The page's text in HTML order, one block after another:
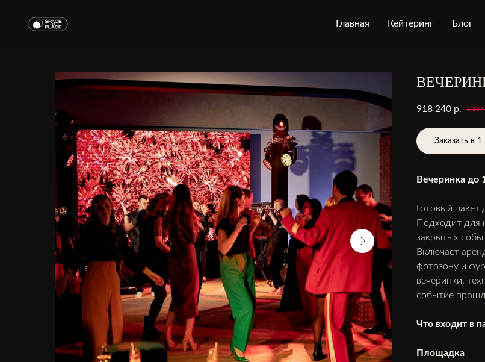
Главная Кейтеринг Блог
918 240 р. 1 147
Заказать в 1
Вечеринка до
Готовый пакет
Подходит для
закрытых
Включает
фотозону и
вечеринки,
событие
Что входит в
Площадка